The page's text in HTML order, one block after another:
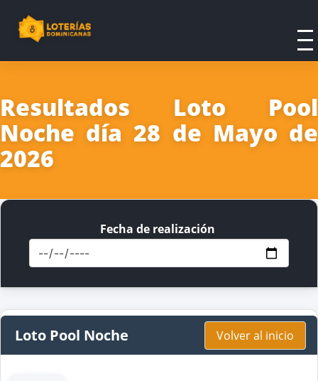
Resultados Loto Pool
Noche día 28 de Mayo de
2026
Fecha de realización
Loto Pool Noche Volver al inicio